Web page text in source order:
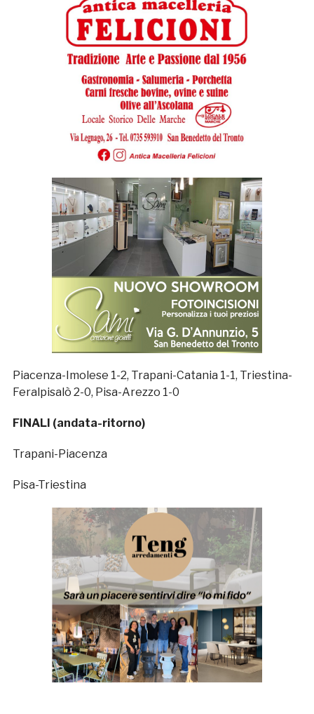
Piacenza-Imolese 1-2, Trapani-Catania 1-1, Triestina-
Feralpisalò 2-0, Pisa-Arezzo 1-0
FINALI (andata-ritorno)
Trapani-Piacenza
Pisa-Triestina